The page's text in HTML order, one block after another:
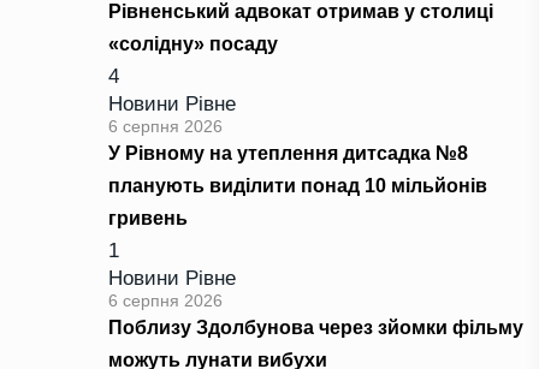
Рівненський адвокат отримав у столиці
«солідну» посаду
4
Новини Рівне
6 серпня 2026
У Рівному на утеплення дитсадка №8
планують виділити понад 10 мільйонів
гривень
1
Новини Рівне
6 серпня 2026
Поблизу Здолбунова через зйомки фільму
можуть лунати вибухи